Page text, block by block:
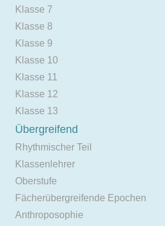
Klasse 7
Klasse 8
Klasse 9
Klasse 10
Klasse 11
Klasse 12
Klasse 13
Übergreifend
Rhythmischer Teil
Klassenlehrer
Oberstufe
Fächerübergreifende Epochen
Anthroposophie